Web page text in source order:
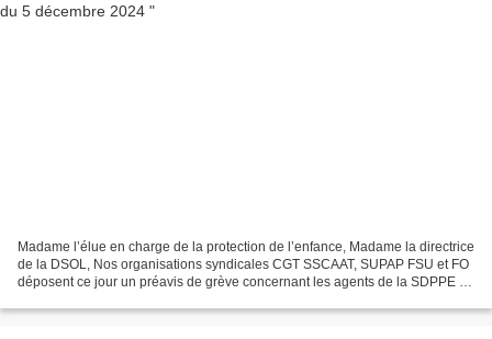
Madame l’élue en charge de la protection de l’enfance, Madame la directrice
de la DSOL, Nos organisations syndicales CGT SSCAAT, SUPAP FSU et FO
déposent ce jour un préavis de grève concernant les agents de la SDPPE et